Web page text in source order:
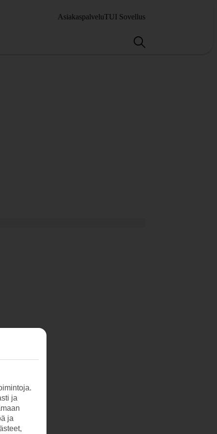
AsiakaspalveluTUI Sovellus
ja
ja